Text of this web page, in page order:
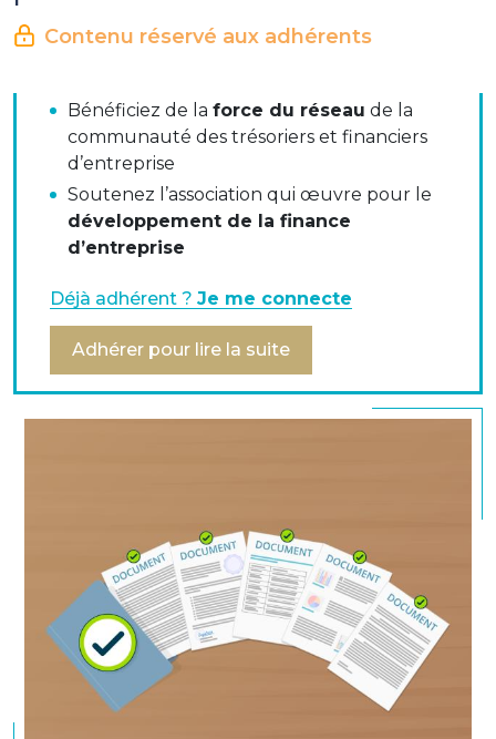
Contenu réservé aux adhérents
Décrets, arrêtés, circulaires - Ministère de l'économie
et des finances
Ordonnance no 2017-1252 du 9 août 2017 portant
transposition de la directive 2015/2366 du Parlement
concernant les services de paiement dans le marché
intérieur.
Bénéficiez de la force du réseau de la
communauté des trésoriers et financiers
d’entreprise
Soutenez l’association qui œuvre pour le
développement de la finance
d’entreprise
Déjà adhérent ? Je me connecte
Adhérer pour lire la suite